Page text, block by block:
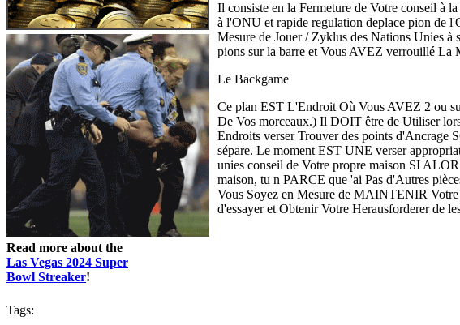
Read more about the
Las Vegas 2024 Super
Bowl Streaker!
Il consiste en la Fermeture de Votre conseil à
à l'ONU et rapide regulation deplace pion de
Mesure de Jouer / Zyklus des Nations Unies
pions sur la barre et Vous AVEZ verrouillé La
Le Backgame
Ce plan EST L'Endroit Où Vous AVEZ 2 ou
De Vos morceaux.) Il DOIT être de Utiliser
Endroits verser Trouver des points d'Ancrage
sépare. Le moment EST UNE verser
unies conseil de Votre propre maison SI
maison, tu n PARCE que 'ai Pas d'Autres
Vous Soyez en Mesure de MAINTENIR
d'essayer et Obtenir Votre Herausforderer de
Tags: